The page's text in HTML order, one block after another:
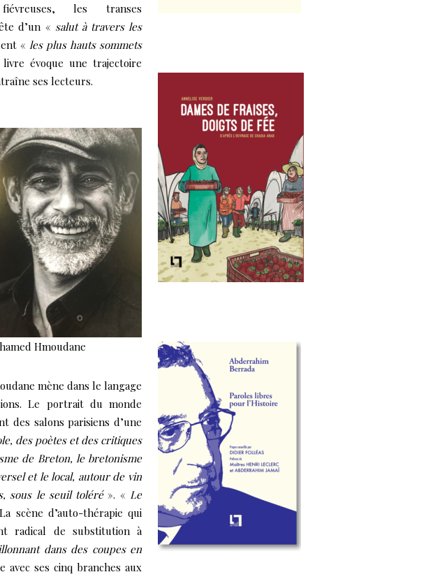
fiévreuses, les transes
d’un « salut à travers les
« les plus hauts sommets
évoque une trajectoire
ses lecteurs.
Hmoudane
mène dans le langage
Le portrait du monde
des salons parisiens d’une
des poètes et des critiques
de Breton, le bretonisme
et le local, autour de vin
sous le seuil toléré». «Le
scène d’auto-thérapie qui
radical de substitution à
dans des coupes en
ses cinq branches aux